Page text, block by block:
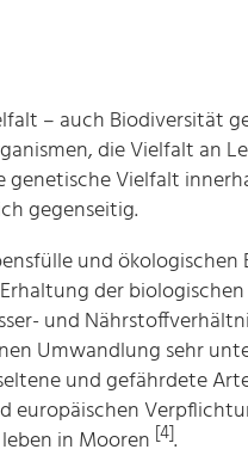
– auch Biodiversität
die Vielfalt an
genetische Vielfalt
gegenseitig.
und
der
und
Umwandlung sehr
und gefährdete
europäischen
in Mooren [4].